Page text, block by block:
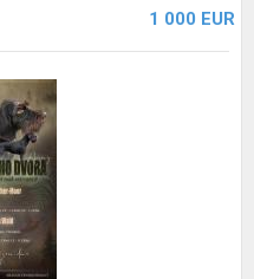
1 000 EUR